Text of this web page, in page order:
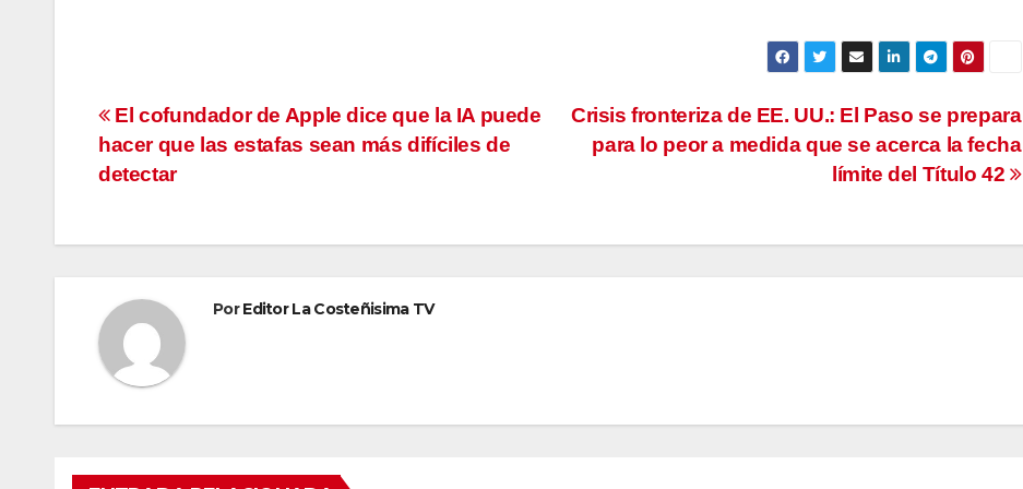
Navegación
de
Crisis fronteriza de EE. UU.: El Paso se prepara
para lo peor a medida que se acerca la fecha
límite del Título 42
El cofundador de Apple dice que la IA puede
hacer que las estafas sean más difíciles de
detectar
PorEditor La Costeñisima TV